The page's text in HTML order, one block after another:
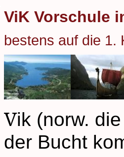
ViK Vorschule
bestens auf die 1.
Vik (norw.
der Bucht